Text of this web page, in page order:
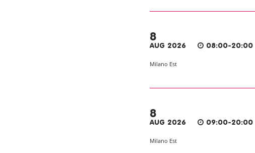
8
AUG 2026 08:00-20:00
Milano Est
8
AUG 2026 09:00-20:00
Milano Est